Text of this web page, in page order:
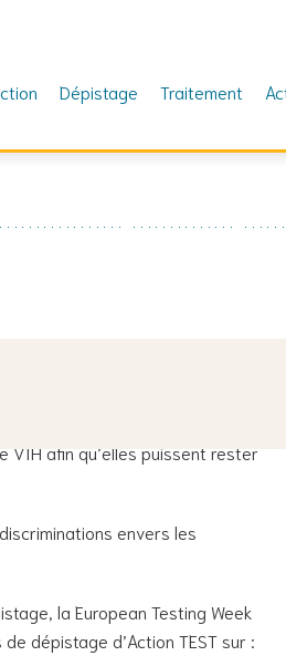
Dépistage Traitement
VIH afin qu’elles puissent rester
envers les
la European Testing Week
dépistage d’Action TEST sur :